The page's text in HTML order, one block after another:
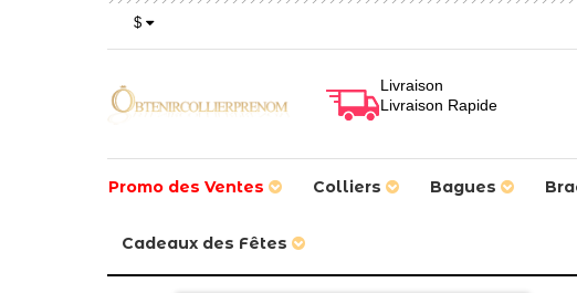
$
Livraison
Livraison Rapide
Promo des Ventes Colliers Bagues
Cadeaux des Fêtes